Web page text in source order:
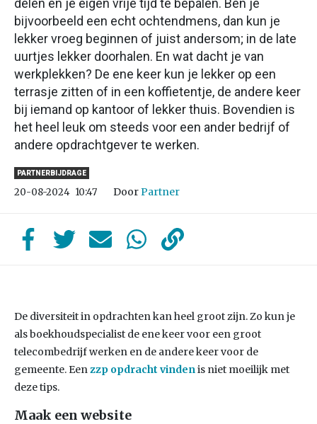
delen en je eigen vrije tijd te bepalen. Ben je
bijvoorbeeld een echt ochtendmens, dan kun je
lekker vroeg beginnen of juist andersom; in de late
uurtjes lekker doorhalen. En wat dacht je van
werkplekken? De ene keer kun je lekker op een
terrasje zitten of in een koffietentje, de andere keer
bij iemand op kantoor of lekker thuis. Bovendien is
het heel leuk om steeds voor een ander bedrijf of
andere opdrachtgever te werken.
PARTNERBIJDRAGE
20-08-2024 10:47 DoorPartner
De diversiteit in opdrachten kan heel groot zijn. Zo kun je
als boekhoudspecialist de ene keer voor een groot
telecombedrijf werken en de andere keer voor de
gemeente. Eenzzp opdracht vindenis niet moeilijk met
deze tips.
Maak een website